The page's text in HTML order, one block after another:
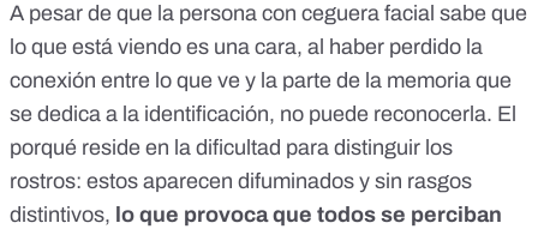
A pesar de que la persona con ceguera facial sabe que
lo que está viendo es una cara, al haber perdido la
conexión entre lo que ve y la parte de la memoria que
se dedica a la identificación, no puede reconocerla. El
porqué reside en la dificultad para distinguir los
rostros: estos aparecen difuminados y sin rasgos
distintivos, lo que provoca que todos se perciban